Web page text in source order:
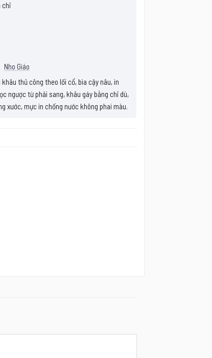
chỉ
Nho Giáo
khâu thủ công theo lối cổ, bìa cậy nâu, in
ngược từ phải sang, khâu gáy bằng chỉ dù,
xước, mực in chống nước không phai màu.